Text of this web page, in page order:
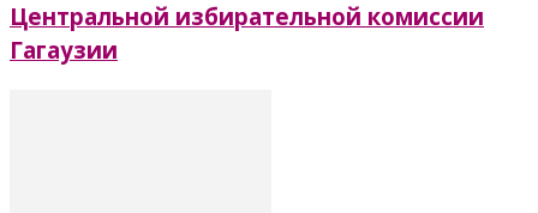
Центральной избирательной комиссии
Гагаузии